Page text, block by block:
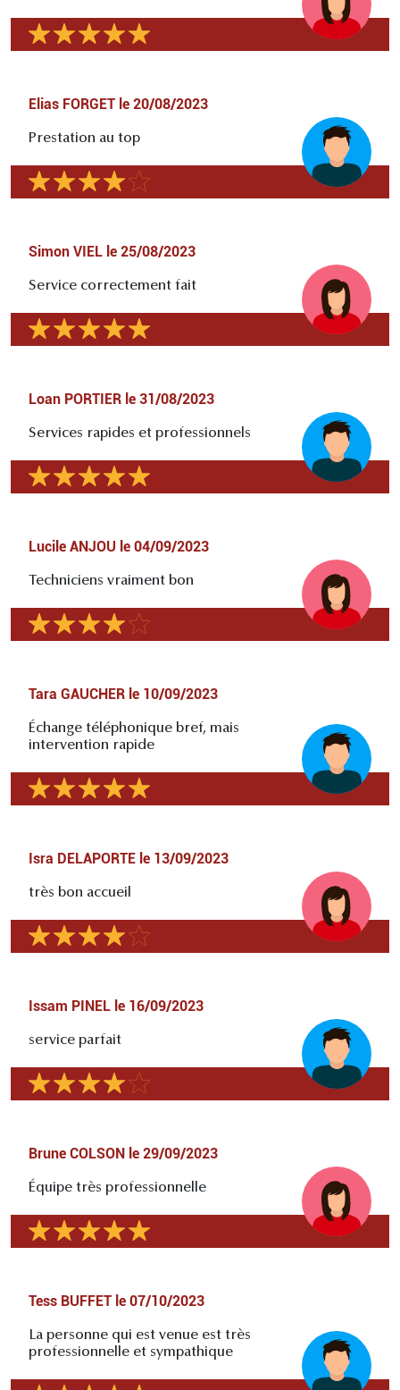
Elias FORGET le 20/08/2023
Prestation au top
Simon VIEL le 25/08/2023
Service correctement fait
Loan PORTIER le 31/08/2023
Services rapides et professionnels
Lucile ANJOU le 04/09/2023
Techniciens vraiment bon
Tara GAUCHER le 10/09/2023
Échange téléphonique bref, mais
intervention rapide
Isra DELAPORTE le 13/09/2023
très bon accueil
Issam PINEL le 16/09/2023
service parfait
Brune COLSON le 29/09/2023
Équipe très professionnelle
Tess BUFFET le 07/10/2023
La personne qui est venue est très
professionnelle et sympathique